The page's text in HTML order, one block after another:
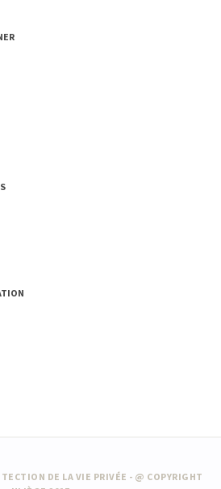
DE LA VIE PRIVÉE - @ COPYRIGHT